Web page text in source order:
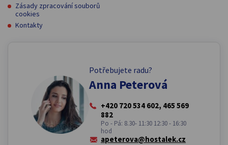
Zásady zpracování souborů
cookies
Kontakty
Potřebujete radu?
Anna Peterová
+420 720 534 602, 465 569
882
Po - Pá: 8.30- 11:30 12:30 - 16:30
hod
apeterova@hostalek.cz